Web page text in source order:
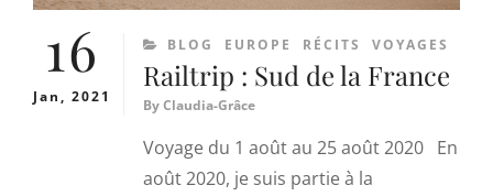
16
Jan, 2021
CATEGORIES
BLOG EUROPE RÉCITS VOYAGES
Railtrip : Sud de la France
ByClaudia-Grâce
Voyage du 1 août au 25 août 2020 En
août 2020, je suis partie à la